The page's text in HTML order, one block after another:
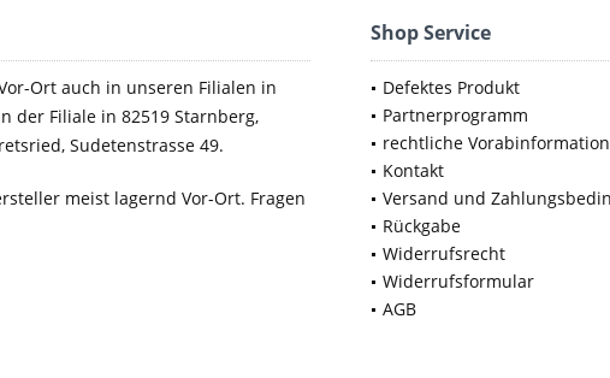
Ort auch in unseren Filialen in
der Filiale in 82519 Starnberg,
Sudetenstrasse 49.
meist lagernd Vor-Ort. Fragen
Shop Service
Defektes Produkt
Partnerprogramm
rechtliche
Kontakt
Versand und
Rückgabe
Widerrufsrecht
Widerrufsformular
AGB